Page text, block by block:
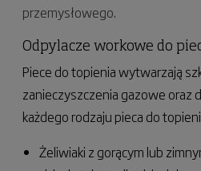
przemysłowego.
Odpylacze workowe do
Piece do topienia wytwarzają
zanieczyszczenia gazowe oraz
każdego rodzaju pieca do
Żeliwiaki z gorącym lub